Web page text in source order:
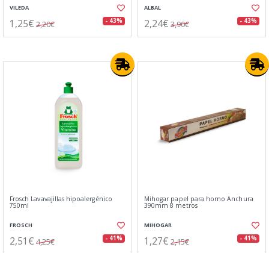
VILEDA
1,25€ 2,20€ - 43%
ALBAL
2,24€ 3,90€ - 43%
Frosch Lavavajillas hipoalergénico
750ml
FROSCH
2,51€ 4,25€ - 41%
Mihogar papel para horno Anchura
390mm 8 metros
MIHOGAR
1,27€ 2,15€ - 41%